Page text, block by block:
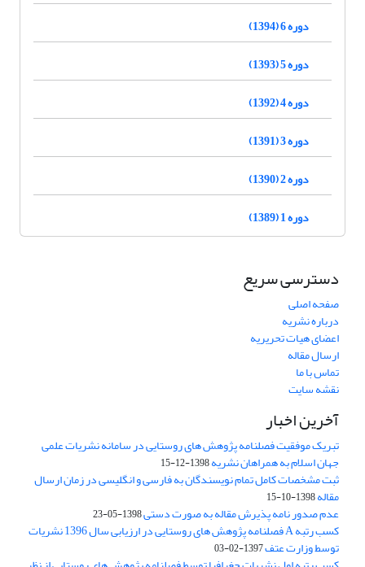
دوره 6 (1394)
دوره 5 (1393)
دوره 4 (1392)
دوره 3 (1391)
دوره 2 (1390)
دوره 1 (1389)
دسترسی سریع
صفحه اصلی
درباره نشریه
اعضای هیات تحریریه
ارسال مقاله
تماس با ما
نقشه سایت
آخرین اخبار
تبریک موفقیت فصلنامه پژوهش های روستایی در سامانه نشریات علمی
جهان اسلام به همراهان نشریه1398-12-15
ثبت مشخصات کامل تمام نویسندگان به فارسی و انگلیسی در زمان ارسال
مقاله1398-10-15
عدم صدور نامه پذیرش مقاله به صورت دستی1398-05-23
کسب رتبه A فصلنامه پژوهش های روستایی در ارزیابی سال 1396 نشریات
توسط وزارت عتف1397-02-03